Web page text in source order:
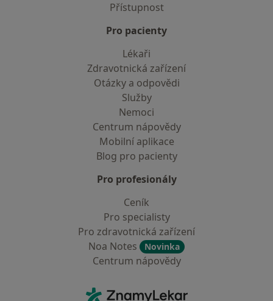
Přístupnost
Pro pacienty
Lékaři
Zdravotnická zařízení
Otázky a odpovědi
Služby
Nemoci
Centrum nápovědy
Mobilní aplikace
Blog pro pacienty
Pro profesionály
Ceník
Pro specialisty
Pro zdravotnická zařízení
Noa Notes
Novinka
Centrum nápovědy
ZnamyLekar - Hlavní stránka